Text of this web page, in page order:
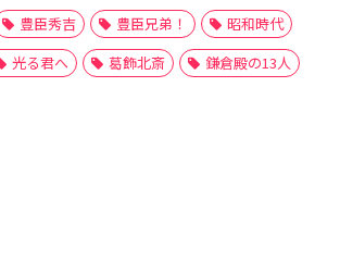
豊臣秀吉
豊臣兄弟！
昭和時代
光る君へ
葛飾北斎 鎌倉殿の13人